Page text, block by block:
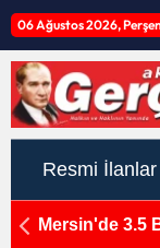
06 Ağustos 2026,
Resmi İlanlar
Mersin'de 3.5